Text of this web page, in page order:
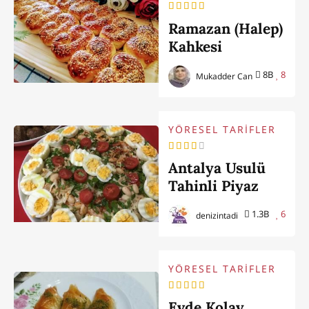
Ramazan (Halep)
Kahkesi
8B 8
Mukadder Can
YÖRESEL TARİFLER
Antalya Usulü
Tahinli Piyaz
1.3B 6
denizintadi
YÖRESEL TARİFLER